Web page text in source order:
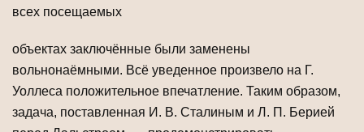
всех посещаемых
объектах заключённые были заменены
вольнонаёмными. Всё уведенное произвело на Г.
Уоллеса положительное впечатление. Таким образом,
задача, поставленная И. В. Сталиным и Л. П. Берией